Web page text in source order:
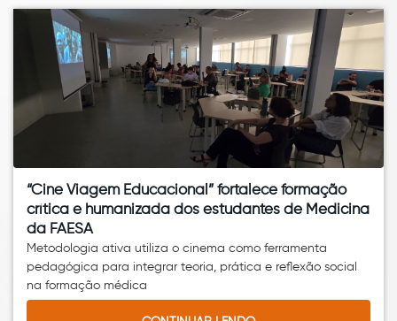
“Cine Viagem Educacional” fortalece formação
crítica e humanizada dos estudantes de Medicina
da FAESA
Metodologia ativa utiliza o cinema como ferramenta
pedagógica para integrar teoria, prática e reflexão social
na formação médica